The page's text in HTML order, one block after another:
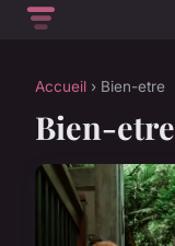
Accueil › Bien-etre
Bien-etre